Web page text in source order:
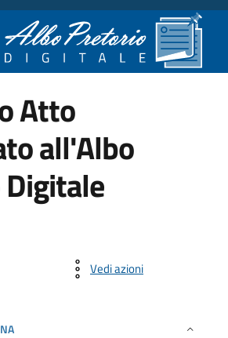
Atto
all'Albo
Vedi azioni